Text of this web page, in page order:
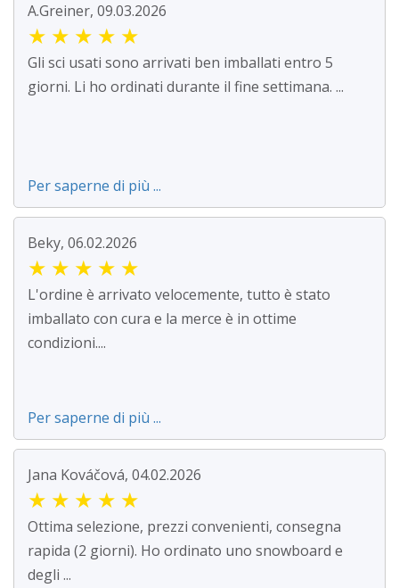
A.Greiner, 09.03.2026
★ ★ ★ ★ ★
Gli sci usati sono arrivati ben imballati entro 5
giorni. Li ho ordinati durante il fine settimana. ...
Per saperne di più ...
Beky, 06.02.2026
★ ★ ★ ★ ★
L'ordine è arrivato velocemente, tutto è stato
imballato con cura e la merce è in ottime
condizioni....
Per saperne di più ...
Jana Kováčová, 04.02.2026
★ ★ ★ ★ ★
Ottima selezione, prezzi convenienti, consegna
rapida (2 giorni). Ho ordinato uno snowboard e
degli ...